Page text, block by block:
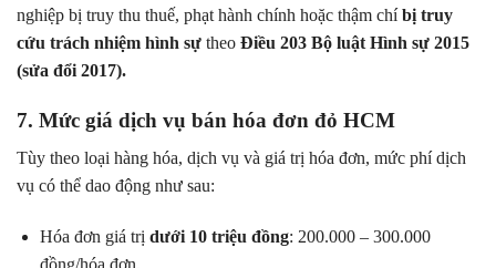
nghiệp bị truy thu thuế, phạt hành chính hoặc thậm chíbị truy
cứu trách nhiệm hình sự theo Điều 203 Bộ luật Hình sự 2015
(sửa đổi 2017).
7. Mức giá dịch vụ bán hóa đơn đỏ HCM
Tùy theo loại hàng hóa, dịch vụ và giá trị hóa đơn, mức phí dịch
vụ có thể dao động như sau:
Hóa đơn giá trị dưới 10 triệu đồng: 200.000 – 300.000